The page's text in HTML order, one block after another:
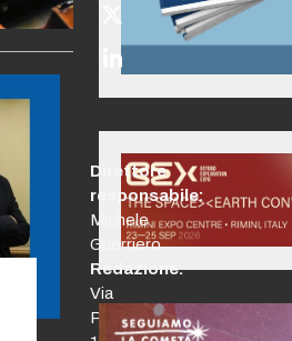
Twitter
(deprecated)
LinkedIn
Direttore
responsabile:
Michele
Guerriero
Redazione:
Via
Po,